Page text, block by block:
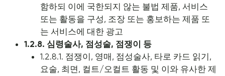
함하되 이에 국한되지 않는 불법 제품, 서비스
또는 활동을 구성, 조장 또는 홍보하는 제품 또
는 서비스에 대한 광고
1.2.8. 심령술사, 점성술, 점쟁이 등
1.2.8.1. 점쟁이, 영매, 점성술사, 타로 카드 읽기,
요술, 최면, 컬트/오컬트 활동 및 이와 유사한 제